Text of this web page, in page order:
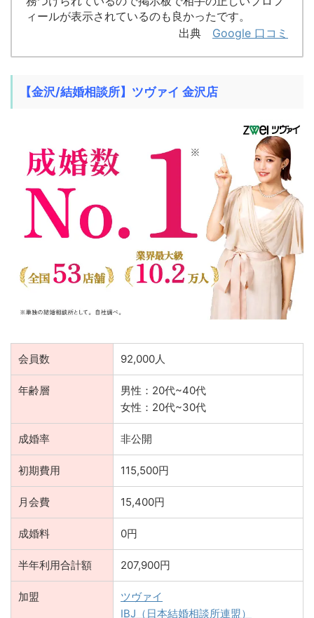
ィールが表示されているのも良かったです。
出典 Google 口コミ
【金沢/結婚相談所】ツヴァイ 金沢店
会員数 92,000人
年齢層
男性：20代~40代
女性：20代~30代
成婚率 非公開
初期費用 115,500円
月会費 15,400円
成婚料 0円
半年利用合計額 207,900円
加盟
ツヴァイ
IBJ（日本結婚相談所連盟）